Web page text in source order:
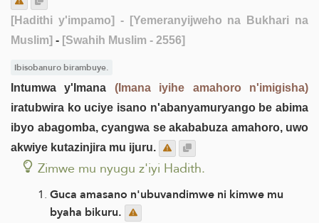
[Hadithi y'impamo] - [Yemeranyijweho na Bukhari na
Muslim] - [Swahih Muslim - 2556]
Ibisobanuro birambuye.
Intumwa y'Imana (Imana iyihe amahoro n'imigisha)
iratubwira ko uciye isano n'abanyamuryango be abima
ibyo abagomba, cyangwa se akababuza amahoro, uwo
akwiye kutazinjira mu ijuru.
Zimwe mu nyugu z'iyi Hadith.
Guca amasano n'ubuvandimwe ni kimwe mu
byaha bikuru.